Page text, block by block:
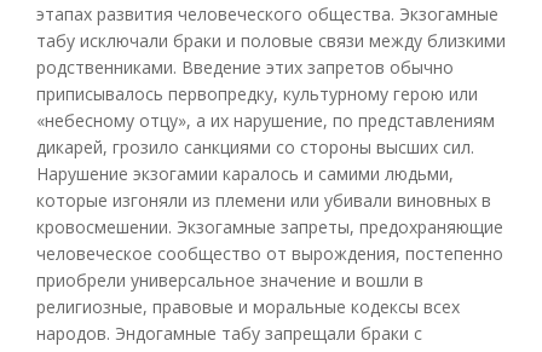
этапах развития человеческого общества. Экзогамные
табу исключали браки и половые связи между близкими
родственниками. Введение этих запретов обычно
приписывалось первопредку, культурному герою или
«небесному отцу», а их нарушение, по представлениям
дикарей, грозило санкциями со стороны высших сил.
Нарушение экзогамии каралось и самими людьми,
которые изгоняли из племени или убивали виновных в
кровосмешении. Экзогамные запреты, предохраняющие
человеческое сообщество от вырождения, постепенно
приобрели универсальное значение и вошли в
религиозные, правовые и моральные кодексы всех
народов. Эндогамные табу запрещали браки с